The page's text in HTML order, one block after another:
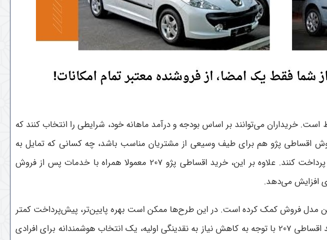
و طول دوره اقساط است. خریداران می‌توانند بر اساس بودجه و درآمد ماهانه خود، شرایطی را انتخاب کنند که
اقساطی پژو هم برای طیف وسیعی از مشتریان مناسب باشد، چه کسانی که تمایل به
پرداخت اقساط کوتاه‌مدت دارند و چه افرادی که ترجیح می‌دهند اقساط بلندمدت با مبلغ کمتر پرداخت کنند. علاوه بر این، خرید اقساطی پژو 207 معمولا همراه با خدمات پس از فروش
افزایش می‌دهد.
مدل فروش کمک کرده است. در این طرح‌ها ممکن است بهره پایین‌تر، پیش‌پرداخت کمتر
یا اقساط با بازپرداخت منعطف به خریداران ارائه شود تا امکان خرید برای همه فراهم گردد. خرید اقساطی 207 با توجه به کاهش نیاز به نقدینگی اولیه، یک انتخاب هوشمندانه برای افرادی